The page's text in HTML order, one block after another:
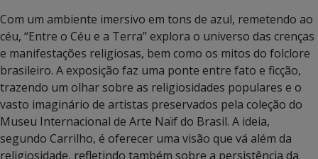
Com um ambiente imersivo em tons de azul, remetendo ao
céu, “Entre o Céu e a Terra” explora o universo das crenças
e manifestações religiosas, bem como os mitos do folclore
brasileiro. A exposição faz uma ponte entre fato e ficção,
trazendo um olhar sobre as religiosidades populares e o
vasto imaginário de artistas preservados pela coleção do
Museu Internacional de Arte Naïf do Brasil. A ideia,
segundo Carrilho, é oferecer uma visão que vá além da
religiosidade, refletindo também sobre a persistência da